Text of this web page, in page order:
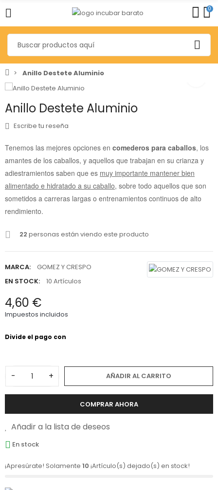
0
Anillo Destete Aluminio
Anillo Destete Aluminio
Escribe tu reseña
Tenemos las mejores opciones en comederos para caballos, los
amantes de los caballos, y aquellos que trabajan en su crianza y
adiestramientos saben que es muy importante mantener bien
alimentado e hidratado a su caballo, sobre todo aquellos que son
sometidos a carreras largas o entrenamientos continuos de alto
rendimiento.
22 personas están viendo este producto
MARCA:
GOMEZ Y CRESPO
EN STOCK:
10 Artículos
4,60 €
Impuestos incluidos
- + AÑADIR AL CARRITO
COMPRAR AHORA
Añadir a la lista de deseos
En stock
¡Apresúrate! Solamente 10 ¡Artículo(s) dejado(s) en stock!